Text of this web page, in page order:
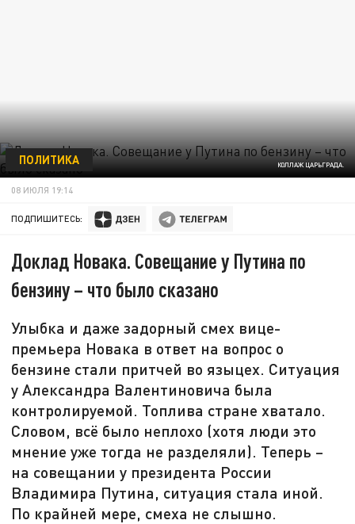
КОЛЛАЖ ЦАРЬГРАДА.
ПОЛИТИКА
08 ИЮЛЯ 19:14
ПОДПИШИТЕСЬ:
Доклад Новака. Совещание у Путина по
бензину – что было сказано
Улыбка и даже задорный смех вице-
премьера Новака в ответ на вопрос о
бензине стали притчей во языцех. Ситуация
у Александра Валентиновича была
контролируемой. Топлива стране хватало.
Словом, всё было неплохо (хотя люди это
мнение уже тогда не разделяли). Теперь –
на совещании у президента России
Владимира Путина, ситуация стала иной.
По крайней мере, смеха не слышно.